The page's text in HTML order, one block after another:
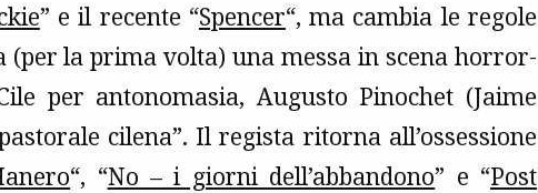
” e il recente “Spencer“, ma cambia le regole
(per la prima volta) una messa in scena horror-
per antonomasia, Augusto Pinochet (Jaime
cilena”. Il regista ritorna all’ossessione
“, “No – i giorni dell’abbandono” e “Post